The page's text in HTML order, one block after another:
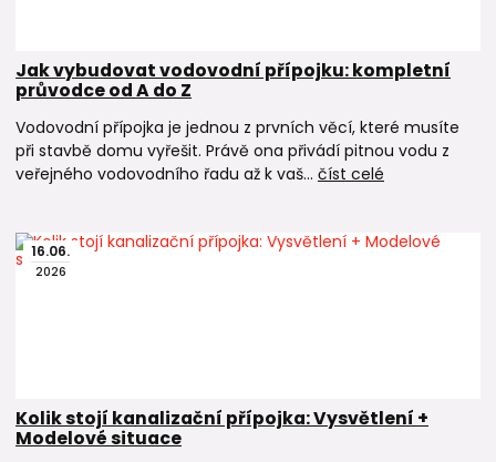
Jak vybudovat vodovodní přípojku: kompletní
průvodce od A do Z
Vodovodní přípojka je jednou z prvních věcí, které musíte
při stavbě domu vyřešit. Právě ona přivádí pitnou vodu z
veřejného vodovodního řadu až k vaš... číst celé
16.06.
2026
Kolik stojí kanalizační přípojka: Vysvětlení +
Modelové situace